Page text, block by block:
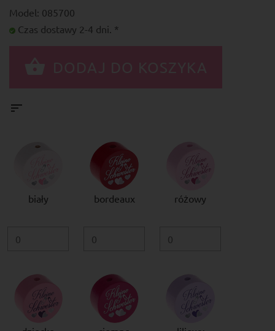
Model: 085700
Czas dostawy 2-4 dni. *
biały bordeaux różowy